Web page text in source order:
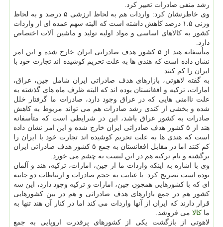
رشد منفی صادرات تعبیر كرد.
وی خاطرنشان كرد: واردات هم به لحاظ ارزشی ۵ درصد و به لحاظ
وزنی ۱.۵ درصد كاهش داشته است كه البته سهم عمده ای از واردات
كشور به كالاهای اساسی و مواد اولیه تولید و ماشین آلات اختصاص
دارد.
متأسفانه هند از ۵ كشور هدف صادراتی ایران خارج شده و این امر
نشان داده است كه هندی ها به علت تحریم كوشیده اند تجارت خود با
ایران را كم كنند
به گفته لاهوتی، بازارهای هدف صادراتی ایران شامل چین، عراق،
امارات، تركیه و افغانستان بوده اند كه البته ظرف ماه های گذشته به
علت ناامنی هایی كه در عراق وجود دارد، صادرات ما گرفتار خلل
شده و بخشی از كندی رشد صادرات هم می تواند مربوط به كاهش
صادرات به كشور عراق باشد، این در شرایطی است كه متأسفانه
هند از ۵ كشور هدف صادراتی ایران خارج شده و این امر نشان داده
است كه هندی ها به علت تحریم كوشیده اند تجارت خود با ایران را
كم كنند اما در مقابل افغانستان به جمع ۵ كشور هدف صادراتی ایران
برگشته و نام تركیه هم در این لیست به چشم می خورد.
وی با اشاره به اینكه واردات ما از چین، امارات، تركیه، هند و آلمان
بوده است تصریح كرد: با عنایت به حجم صادرات و ارتباطات دو جانبه
ای كه با كشورهایی همچون چین، امارات و تركیه وجود دارد، این سه
كشور هم در جمع بازارهای هدف صادراتی و هم در بین كشورهایی
قرار دارند كه ایران از آنها واردات می كند اما در كنار آن هند تنها به
ما كالا می فروشد.
لاهوتی از بازگشت یكی از كشورهای پرقدرت اروپایی به جمع